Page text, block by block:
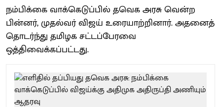
நம்பிக்கை வாக்கெடுப்பில் தவெக அரசு வென்ற
பின்னர், முதல்வர் விஜய் உரையாற்றினார். அதனைத்
தொடர்ந்து தமிழக சட்டப்பேரவை
ஒத்திவைக்கப்பட்டது.